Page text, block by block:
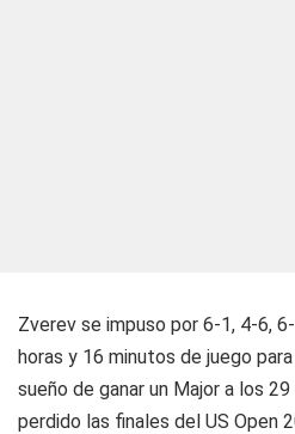
Zverev se impuso por 6-1, 4-6,
horas y 16 minutos de juego
sueño de ganar un Major a los
perdido las finales del US Open